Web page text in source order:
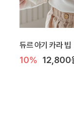
듀르 아기 카라 빕
10% 12,800